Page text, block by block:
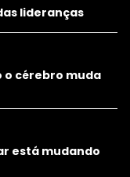
lideranças
o cérebro muda
está mudando